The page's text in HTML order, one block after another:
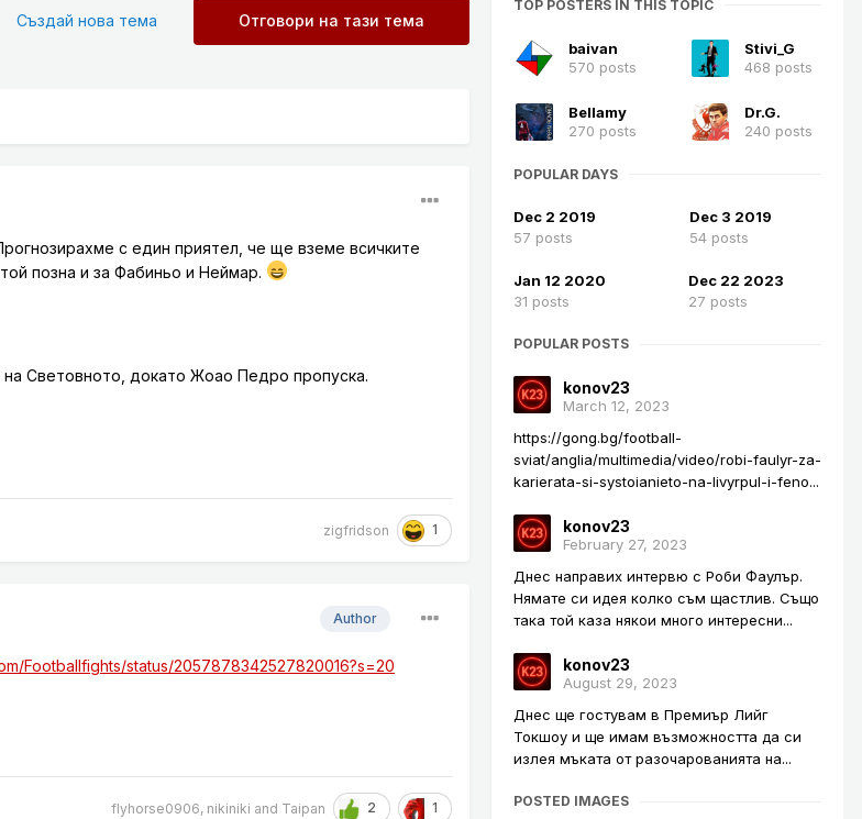
Отговори на тази тема
Създай нова тема
с един приятел, че ще вземе всичките
позна и за Фабиньо и Неймар.
Световното, докато Жоао Педро пропуска.
zigfridson 1
Author
Footballfights/status/2057878342527820016?s=20
flyhorse0906, nikiniki and Taipan 2 1
TOP POSTERS IN THIS TOPIC
baivan
570 posts
Stivi_G
468 posts
Bellamy
270 posts
Dr.G.
240 posts
POPULAR DAYS
Dec 2 2019
57 posts
Dec 3 2019
54 posts
Jan 12 2020
31 posts
Dec 22 2023
27 posts
POPULAR POSTS
konov23
March 12, 2023
https://gong.bg/football-
sviat/anglia/multimedia/video/robi-faulyr-za-
karierata-si-systoianieto-na-livyrpul-i-feno...
konov23
February 27, 2023
Днес направих интервю с Роби Фаулър.
Нямате си идея колко съм щастлив. Също
така той каза някои много интересни...
konov23
August 29, 2023
Днес ще гостувам в Премиър Лийг
Токшоу и ще имам възможността да си
излея мъката от разочарованията на...
POSTED IMAGES